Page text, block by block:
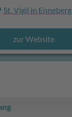
St. Vigil in Enneberg
zur Website